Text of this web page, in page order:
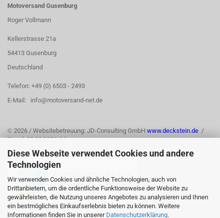
Diese Webseite verwendet Cookies und andere
Technologien
Wir verwenden Cookies und ähnliche Technologien, auch von
Drittanbietern, um die ordentliche Funktionsweise der Website zu
gewährleisten, die Nutzung unseres Angebotes zu analysieren und Ihnen
ein bestmögliches Einkaufserlebnis bieten zu können. Weitere
Informationen finden Sie in unserer Datenschutzerklärung.
Motoversand Gusenburg
Roger Vollmann
Kellerstrasse 21a
54413 Gusenburg
Deutschland
Telefon: +49 (0) 6503 - 2493
E-Mail: info@motoversand-net.de
© 2026 / Websitebetreuung: JD-Consulting GmbH www.deckstein.de /
Stand: 03.08.2026 /jd